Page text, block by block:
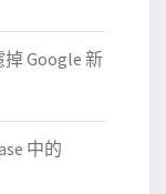
Google 新
中的